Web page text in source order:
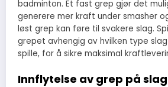
badminton. Et fast grep gjør det
generere mer kraft under smasher
løst grep kan føre til svakere slag.
grepet avhengig av hvilken type
spille, for å sikre maksimal
Innflytelse av grep på